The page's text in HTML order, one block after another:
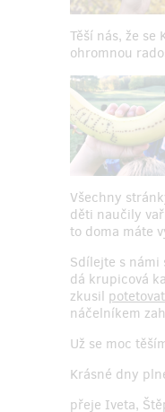
Těší nás, že
ohromnou
Všechny
děti naučily
to doma máte
Sdílejte s námi
dá krupicová
zkusil
náčelníkem
Už se moc
Krásné dny
přeje Iveta,